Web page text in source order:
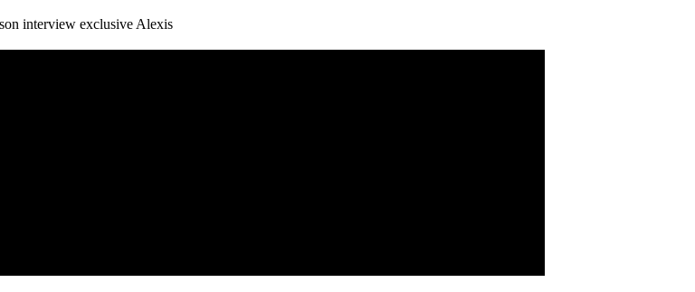
interview exclusive Alexis